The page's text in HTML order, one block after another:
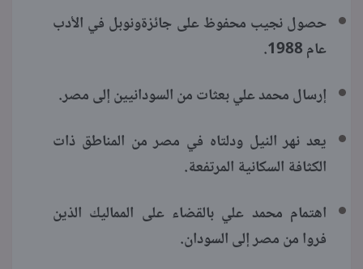
حصول نجيب محفوظ على جائزةونوبل في الأدب
عام 1988.
إرسال محمد علي بعثات من السودانيين إلى مصر.
يعد نهر النيل ودلتاه في مصر من المناطق ذات
الكثافة السكانية المرتفعة.
اهتمام محمد علي بالقضاء على المماليك الذين
فروا من مصر إلى السودان.